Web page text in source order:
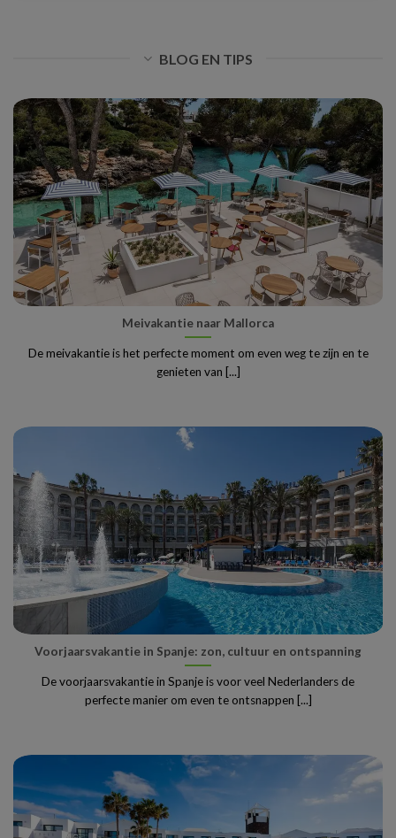
BLOG EN TIPS
Meivakantie naar Mallorca
De meivakantie is het perfecte moment om even weg te zijn en te
genieten van [...]
Voorjaarsvakantie in Spanje: zon, cultuur en ontspanning
De voorjaarsvakantie in Spanje is voor veel Nederlanders de
perfecte manier om even te ontsnappen [...]